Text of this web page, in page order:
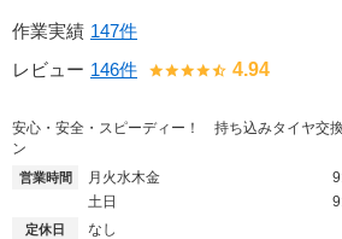
作業実績 147件
レビュー 146件 4.94
安心・安全・スピーディー！ 持ち込みタイヤ交
ン
営業時間 月火水木金
土日
定休日 なし